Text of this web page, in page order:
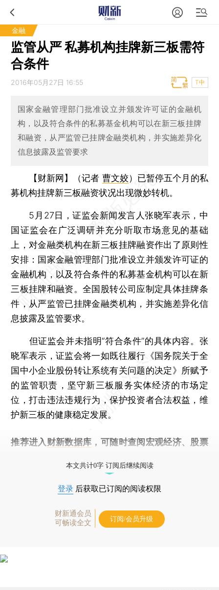
金融
监管从严 私募机构挂牌新三板需符
合条件
2016年05月27日 16:55 T中
国家金融管理部门批准设立并颁发许可证的金融机
构，以及符合条件的私募基金机构可以在新三板挂牌
和融资，从严监管已挂牌金融类机构，并实施差异化
信息披露及监管要求
【财新网】（记者 曹文姣） 已暂停五个月的私
募机构挂牌新三板融资状况出现微妙转机。
5月27日，证监会新闻发言人张晓军表示，中
国证监会在广泛调研并充分听取市场意见的基础
上，对金融类机构在新三板挂牌融资作出了原则性
安排：国家金融管理部门批准设立并颁发许可证的
金融机构，以及符合条件的私募基金机构可以在新
三板挂牌和融资。全国股转公司应制定具体挂牌条
件，从严监管已挂牌金融类机构，并实施差异化信
息披露及监管要求。
但证监会并未指明“符合条件”的具体内容。张
晓军表示，证监会将一如既往履行《国务院关于全
国中小企业股份转让系统有关问题的决定》所赋予
的监管职责，坚守新三板服务实体经济的市场定
位，打击违法违规行为，保护投资者合法权益，维
护新三板的健康稳定发展。
推荐进入 财新数据库 ，可随时查阅宏观经济、股票
本文共计0字 订阅后继续阅读
登录 后获取已订阅的阅读权限
财新通会员
可畅读全文
订阅/会员升级